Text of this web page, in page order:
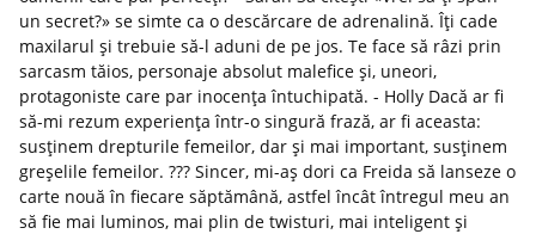
un secret?» se simte ca o descărcare de adrenalină. Îți cade
maxilarul și trebuie să-l aduni de pe jos. Te face să râzi prin
sarcasm tăios, personaje absolut malefice și, uneori,
protagoniste care par inocența întuchipată. - Holly Dacă ar fi
să-mi rezum experiența într-o singură frază, ar fi aceasta:
susținem drepturile femeilor, dar și mai important, susținem
greșelile femeilor. ??? Sincer, mi-aș dori ca Freida să lanseze o
carte nouă în fiecare săptămână, astfel încât întregul meu an
să fie mai luminos, mai plin de twisturi, mai inteligent și